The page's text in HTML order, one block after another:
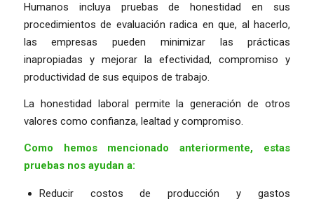
Humanos incluya pruebas de honestidad en sus
procedimientos de evaluación radica en que, al hacerlo,
las empresas pueden minimizar las prácticas
inapropiadas y mejorar la efectividad, compromiso y
productividad de sus equipos de trabajo.
La honestidad laboral permite la generación de otros
valores como confianza, lealtad y compromiso.
Como hemos mencionado anteriormente, estas
pruebas nos ayudan a:
Reducir costos de producción y gastos